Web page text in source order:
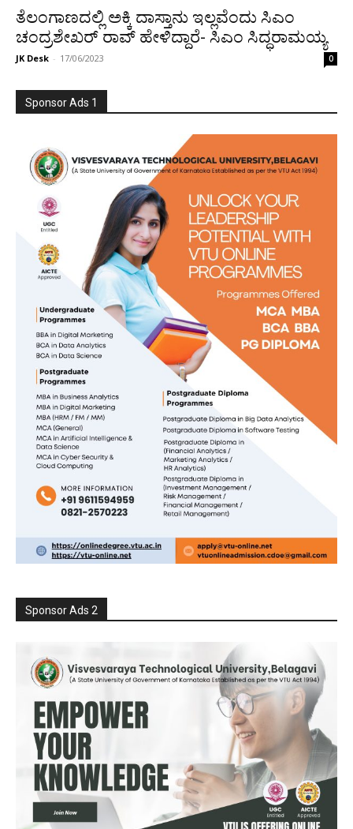
ತೆಲಂಗಾಣದಲ್ಲಿ ಅಕ್ಕಿ ದಾಸ್ತಾನು ಇಲ್ಲವೆಂದು ಸಿಎಂ
ಚಂದ್ರಶೇಖರ್ ರಾವ್ ಹೇಳಿದ್ದಾರೆ- ಸಿಎಂ ಸಿದ್ಧರಾಮಯ್ಯ
JK Desk - 17/06/2023 0
Sponsor Ads 1
Sponsor Ads 2